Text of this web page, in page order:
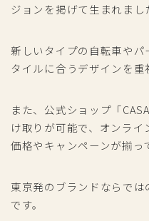
ジョンを掲げて生まれまし
新しいタイプの自転車や
タイルに合うデザインを重
また、公式ショップ「
け取りが可能で、オンラ
価格やキャンペーンが揃っ
東京発のブランドならで
です。